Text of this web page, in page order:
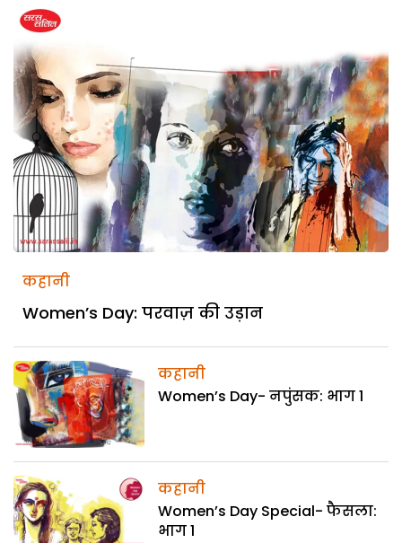
कहानी
Women’s Day: परवाज़ की उड़ान
कहानी
Women’s Day- नपुंसक: भाग 1
कहानी
Women’s Day Special- फैसला:
भाग 1